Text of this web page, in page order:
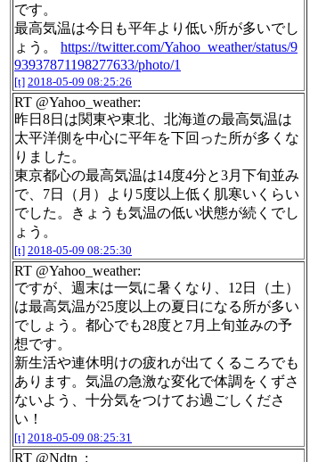
です。
最高気温は今日も平年より低い所が多いでし
ょう。 https://twitter.com/Yahoo_weather/status/9
93937871198277633/photo/1
[t] 2018-05-09 08:25:26
RT @Yahoo_weather:
昨日8日は関東や東北、北海道の最高気温は
太平洋側を中心に平年を下回った所が多くな
りました。
東京都心の最高気温は14度4分と3月下旬並み
で、7日（月）より5度以上低く肌寒いくらい
でした。きょうも気温の低い状態が続くでし
ょう。
[t] 2018-05-09 08:25:30
RT @Yahoo_weather:
ですが、週末は一気に暑くなり、12日（土）
は最高気温が25度以上の夏日になる所が多い
でしょう。都心でも28度と7月上旬並みの予
想です。
新生活や連休明けの疲れが出てくるころでも
あります。気温の急激な変化で体調をくずさ
ないよう、十分気をつけてお過ごしくださ
い！
[t] 2018-05-09 08:25:31
RT @Ndtn_: